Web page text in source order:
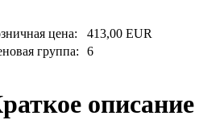
цена:
413,00 EUR
группа:
6
описание